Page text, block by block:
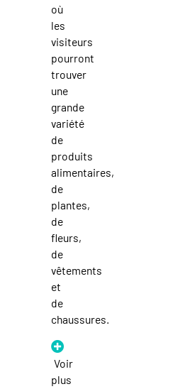
où
les
visiteurs
pourront
trouver
une
grande
variété
de
produits
alimentaires,
de
plantes,
de
fleurs,
de
vêtements
et
de
chaussures.
Voir
plus